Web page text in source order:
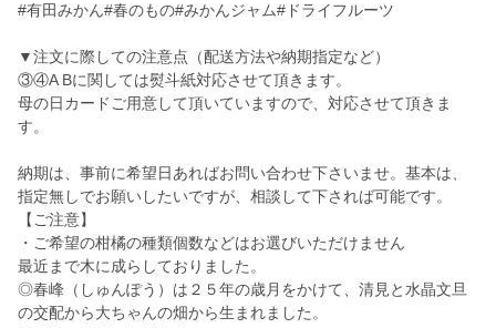
#有田みかん#春のもの#みかんジャム#ドライフルーツ
▼注文に際しての注意点（配送方法や納期指定など）
③④A Bに関しては熨斗紙対応させて頂きます。
母の日カードご用意して頂いていますので、対応させて頂きま
す。
納期は、事前に希望日あればお問い合わせ下さいませ。基本は、
指定無しでお願いしたいですが、相談して下されば可能です。
【ご注意】
・ご希望の柑橘の種類個数などはお選びいただけません
最近まで木に成らしておりました。
◎春峰（しゅんぽう）は２５年の歳月をかけて、清見と水晶文旦
の交配から大ちゃんの畑から生まれました。